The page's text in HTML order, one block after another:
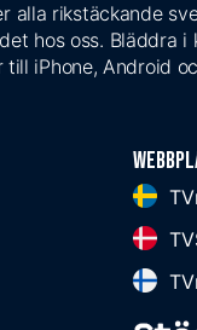
rikstäckande
hos oss. Bläddra i
iPhone, Android